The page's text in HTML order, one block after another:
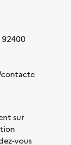
92400
sur
vous